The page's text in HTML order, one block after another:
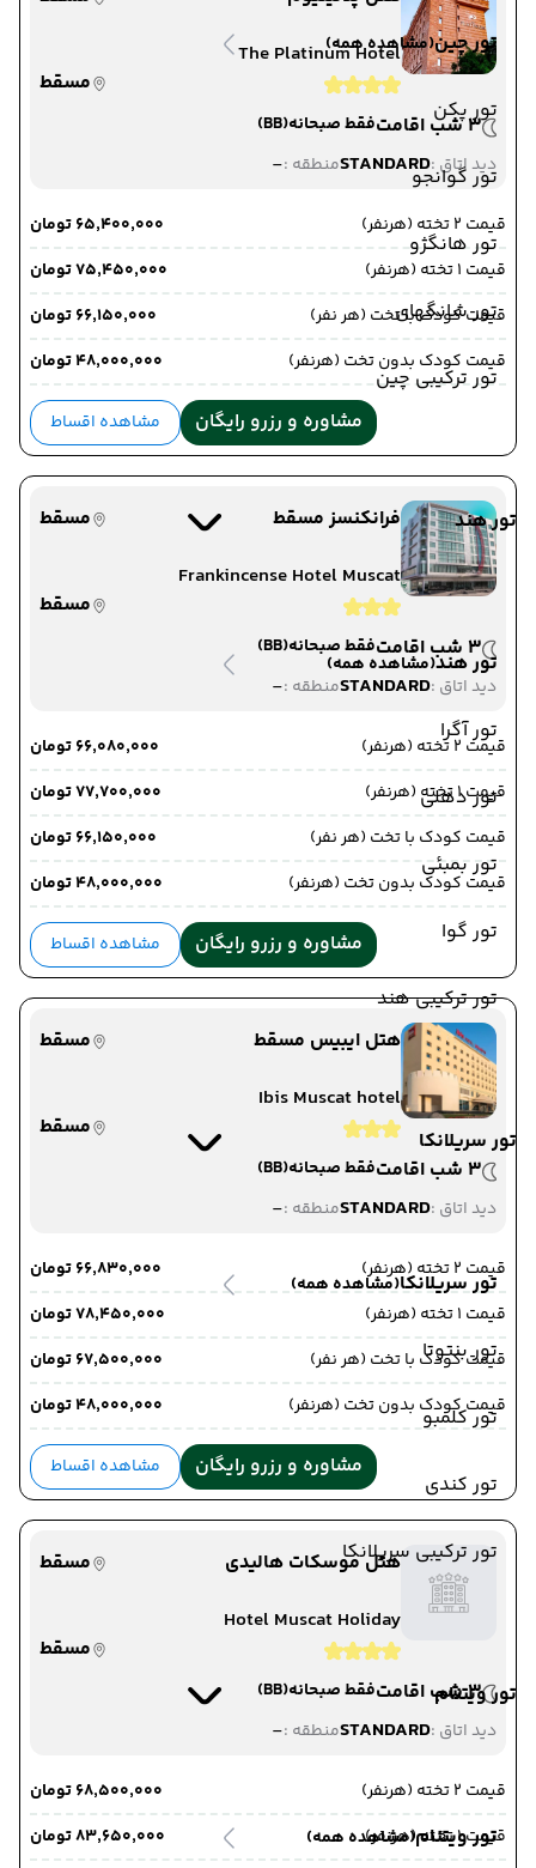
تور چین(مشاهده همه)
تور پکن
تور گوانجو
تور هانگژو
تور شانگهای
تور ترکیبی چین
تور هند
تور هند(مشاهده همه)
تور آگرا
تور دهلی
تور بمبئی
تور گوا
تور ترکیبی هند
تور سریلانکا
تور سریلانکا(مشاهده همه)
تور بنتوتا
تور کلمبو
تور کندی
تور ترکیبی سریلانکا
تور ویتنام
تور ویتنام(مشاهده همه)
The Platinum Hotel
مسقط
3 شب اقامت
فقط صبحانه(BB)
دید اتاق :STANDARDمنطقه :-
قیمت 2 تخته (هرنفر)
۶۵٬۴۰۰٬۰۰۰ تومان
قیمت 1 تخته (هرنفر)
۷۵٬۴۵۰٬۰۰۰ تومان
قیمت کودک با تخت (هر نفر)
۶۶٬۱۵۰٬۰۰۰ تومان
قیمت کودک بدون تخت (هرنفر)
۴۸٬۰۰۰٬۰۰۰ تومان
مشاوره و رزرو رایگان مشاهده اقساط
فرانکنسز مسقط
مسقط
Frankincense Hotel Muscat
مسقط
3 شب اقامت
فقط صبحانه(BB)
دید اتاق :STANDARDمنطقه :-
قیمت 2 تخته (هرنفر)
۶۶٬۰۸۰٬۰۰۰ تومان
قیمت 1 تخته (هرنفر)
۷۷٬۷۰۰٬۰۰۰ تومان
قیمت کودک با تخت (هر نفر)
۶۶٬۱۵۰٬۰۰۰ تومان
قیمت کودک بدون تخت (هرنفر)
۴۸٬۰۰۰٬۰۰۰ تومان
مشاوره و رزرو رایگان مشاهده اقساط
هتل ایبیس مسقط
مسقط
Ibis Muscat hotel
مسقط
3 شب اقامت
فقط صبحانه(BB)
دید اتاق :STANDARDمنطقه :-
قیمت 2 تخته (هرنفر)
۶۶٬۸۳۰٬۰۰۰ تومان
قیمت 1 تخته (هرنفر)
۷۸٬۴۵۰٬۰۰۰ تومان
قیمت کودک با تخت (هر نفر)
۶۷٬۵۰۰٬۰۰۰ تومان
قیمت کودک بدون تخت (هرنفر)
۴۸٬۰۰۰٬۰۰۰ تومان
مشاوره و رزرو رایگان مشاهده اقساط
هتل موسکات هالیدی
مسقط
Hotel Muscat Holiday
مسقط
3 شب اقامت
فقط صبحانه(BB)
دید اتاق :STANDARDمنطقه :-
قیمت 2 تخته (هرنفر)
۶۸٬۵۰۰٬۰۰۰ تومان
قیمت 1 تخته (هرنفر)
۸۳٬۶۵۰٬۰۰۰ تومان